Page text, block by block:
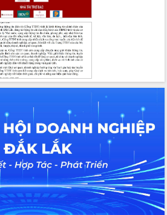
mạnh
chính
tại Hội
190
địa
Ma
“di
cầu
đời
thiết